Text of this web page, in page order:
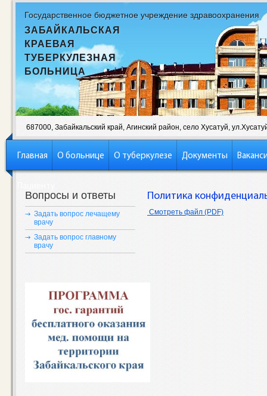
Государственное бюджетное учреждение здравоохранения
ЗАБАЙКАЛЬСКАЯ
КРАЕВАЯ
ТУБЕРКУЛЕЗНАЯ
БОЛЬНИЦА
687000, Забайкальский край, Агинский район, село Хусатуй,
Главная О больнице О туберкулезе Документы
Вопросы и ответы
Задать вопрос лечащему
врачу
Задать вопрос главному
врачу
Политика
Смотреть файл (PDF)